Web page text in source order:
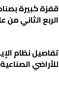
قفزة كبيرة
الربع الثاني من عام
تفاصيل نظام
للأراضي الصناعية